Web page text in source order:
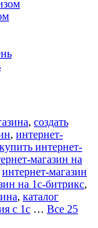
, создать
, интернет-
купить интернет-
магазин на
интернет-магазин
на 1с-битрикс,
, каталог
с 1с … Все 25